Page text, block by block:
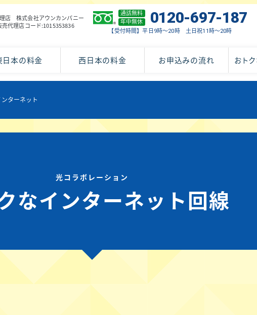
理店株式会社アウンカンパニー
売代理店コード:1015353836
通話無料
年中無休
0120-697-187
【受付時間】平日9時～20時 土日祝11時～20時
日本の料金 西日本の料金 お申込みの流れ おト
ターネット
光コラボレーション
なインターネット回線